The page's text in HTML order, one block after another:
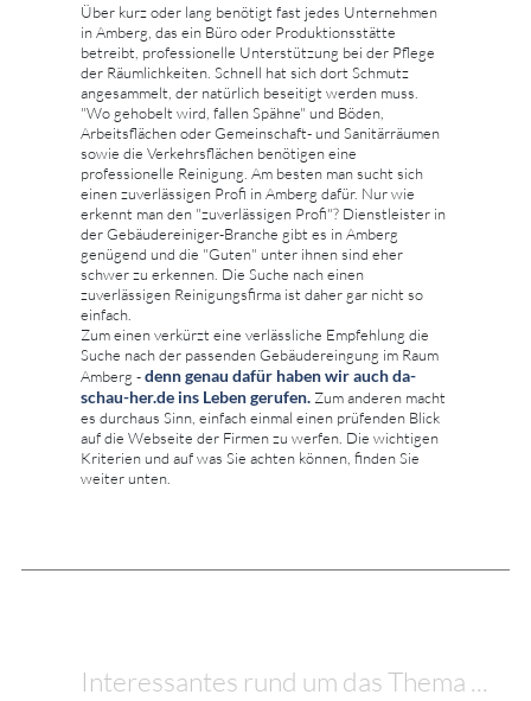
Über kurz oder lang benötigt fast jedes Unternehmen
in Amberg, das ein Büro oder Produktionsstätte
betreibt, professionelle Unterstützung bei der Pflege
der Räumlichkeiten. Schnell hat sich dort Schmutz
angesammelt, der natürlich beseitigt werden muss.
"Wo gehobelt wird, fallen Spähne" und Böden,
Arbeitsflächen oder Gemeinschaft- und Sanitärräumen
sowie die Verkehrsflächen benötigen eine
professionelle Reinigung. Am besten man sucht sich
einen zuverlässigen Profi in Amberg dafür. Nur wie
erkennt man den "zuverlässigen Profi"? Dienstleister in
der Gebäudereiniger-Branche gibt es in Amberg
genügend und die "Guten" unter ihnen sind eher
schwer zu erkennen. Die Suche nach einen
zuverlässigen Reinigungsfirma ist daher gar nicht so
einfach.
Zum einen verkürzt eine verlässliche Empfehlung die
Suche nach der passenden Gebäudereingung im Raum
Amberg -denn genau dafür haben wir auch da-
schau-her.de ins Leben gerufen. Zum anderen macht
es durchaus Sinn, einfach einmal einen prüfenden Blick
auf die Webseite der Firmen zu werfen. Die wichtigen
Kriterien und auf was Sie achten können, finden Sie
weiter unten.
Interessantes rund um das Thema ...